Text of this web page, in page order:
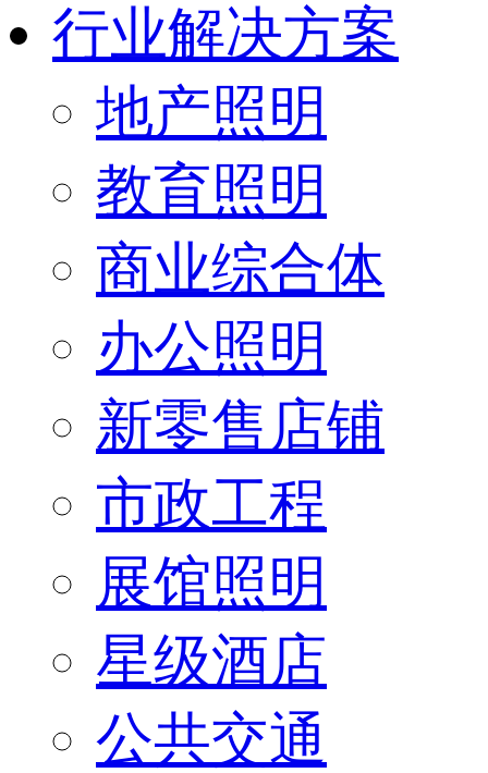
行业解决方案
地产照明
教育照明
商业综合体
办公照明
新零售店铺
市政工程
展馆照明
星级酒店
公共交通